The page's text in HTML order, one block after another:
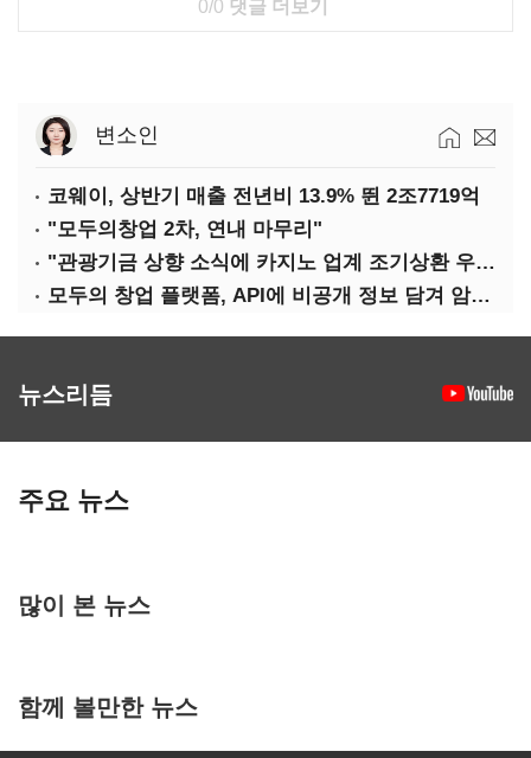
0/0 댓글 더보기
변소인
코웨이, 상반기 매출 전년비 13.9% 뛴 2조7719억
"모두의창업 2차, 연내 마무리"
"관광기금 상향 소식에 카지노 업계 조기상환 우려"
모두의 창업 플랫폼, API에 비공개 정보 담겨 암호키까지 새나갔다
뉴스리듬
주요 뉴스
많이 본 뉴스
함께 볼만한 뉴스